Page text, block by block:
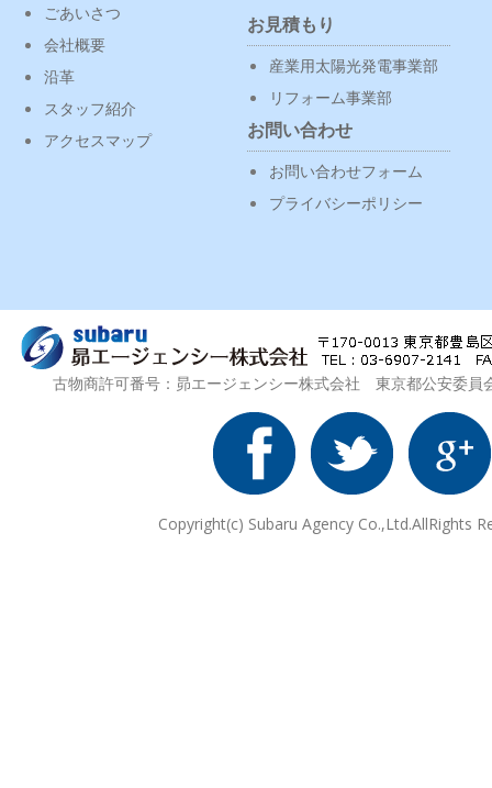
ごあいさつ
会社概要
沿革
スタッフ紹介
アクセスマップ
お見積もり
産業用太陽光発電事業部
リフォーム事業部
お問い合わせ
お問い合わせフォーム
プライバシーポリシー
古物商許可番号：昴エージェンシー株式会社 東京都公安委
Copyright(c) Subaru Agency Co.,Ltd.AllRights